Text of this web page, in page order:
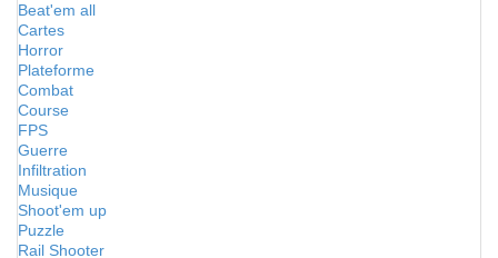
Beat'em all
Cartes
Horror
Plateforme
Combat
Course
FPS
Guerre
Infiltration
Musique
Shoot'em up
Puzzle
Rail Shooter